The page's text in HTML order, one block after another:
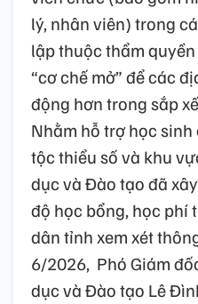
lý, nhân viên) trong
lập thuộc thẩm
“cơ chế mở” để các
động hơn trong sắp
Nhằm hỗ trợ học
tộc thiểu số và khu
dục và Đào tạo đã
độ học bổng, học phí
dân tỉnh xem xét
6/2026, Phó Giám
dục và Đào tạo Lê